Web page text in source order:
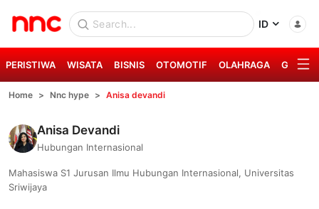
ID
PERISTIWA WISATA BISNIS OTOMOTIF OLAHRAGA GAYA
Home Nnc hype Anisa devandi
Anisa Devandi
Hubungan Internasional
Mahasiswa S1 Jurusan Ilmu Hubungan Internasional, Universitas
Sriwijaya